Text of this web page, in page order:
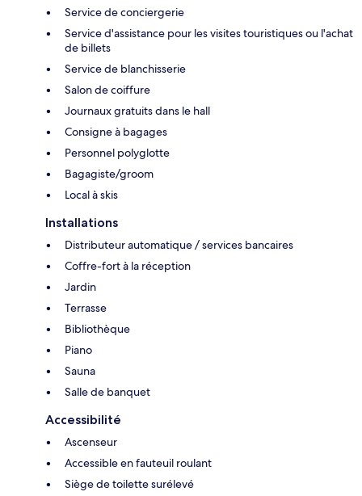
Service de conciergerie
Service d'assistance pour les visites touristiques ou l'achat
de billets
Service de blanchisserie
Salon de coiffure
Journaux gratuits dans le hall
Consigne à bagages
Personnel polyglotte
Bagagiste/groom
Local à skis
Installations
Distributeur automatique / services bancaires
Coffre-fort à la réception
Jardin
Terrasse
Bibliothèque
Piano
Sauna
Salle de banquet
Accessibilité
Ascenseur
Accessible en fauteuil roulant
Siège de toilette surélevé